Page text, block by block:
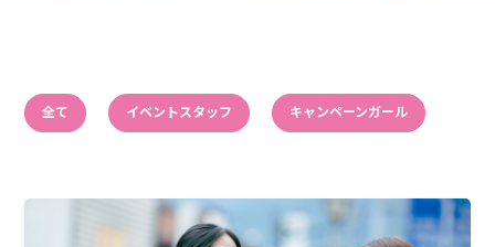
全て イベントスタッフ キャンペーンガール